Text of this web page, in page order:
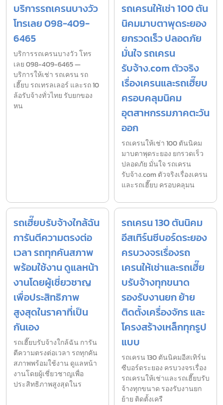
บริการรถเครนบางวัว
โทรเลย 098-409-
6465
บริการรถเครนบางวัว โทร
เลย 098-409-6465 —
บริการให้เช่า รถเครน รถ
เฮี๊ยบ รถเทรลเลอร์ และรถ 10
ล้อรับจ้างทั่วไทย รับยกของ
หน
รถเครนให้เช่า 100 ตัน
นิคมมาบตาพุดระยอง
ยกรวดเร็ว ปลอดภัย
มั่นใจ รถเครน
รับจ้าง.com ตัวจริง
เรื่องเครนและรถเฮี๊ยบ
ครอบคลุมนิคม
อุตสาหกรรมภาคตะวัน
ออก
รถเครนให้เช่า 100 ตันนิคม
มาบตาพุดระยอง ยกรวดเร็ว
ปลอดภัย มั่นใจ รถเครน
รับจ้าง.com ตัวจริงเรื่องเครน
และรถเฮี๊ยบ ครอบคลุมน
รถเฮี๊ยบรับจ้างใกล้ฉัน
การันตีความตรงต่อ
เวลา รถทุกคันสภาพ
พร้อมใช้งาน ดูแลหน้า
งานโดยผู้เชี่ยวชาญ
เพื่อประสิทธิภาพ
สูงสุดในราคาที่เป็น
กันเอง
รถเฮี๊ยบรับจ้างใกล้ฉัน การัน
ตีความตรงต่อเวลา รถทุกคัน
สภาพพร้อมใช้งาน ดูแลหน้า
งานโดยผู้เชี่ยวชาญเพื่อ
ประสิทธิภาพสูงสุดในร
รถเครน 130 ตันนิคม
อีสเทิร์นซีบอร์ดระยอง
ครบวงจรเรื่องรถ
เครนให้เช่าและรถเฮี๊ย
บรับจ้างทุกขนาด
รองรับงานยก ย้าย
ติดตั้งเครื่องจักร และ
โครงสร้างเหล็กทุกรูป
แบบ
รถเครน 130 ตันนิคมอีสเทิร์น
ซีบอร์ดระยอง ครบวงจรเรื่อง
รถเครนให้เช่าและรถเฮี๊ยบรับ
จ้างทุกขนาด รองรับงานยก
ย้าย ติดตั้งเครื